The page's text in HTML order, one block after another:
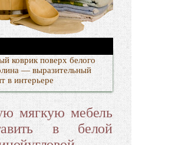
коврик поверх белого
— выразительный
в интерьере
мягкую мебель
в белой